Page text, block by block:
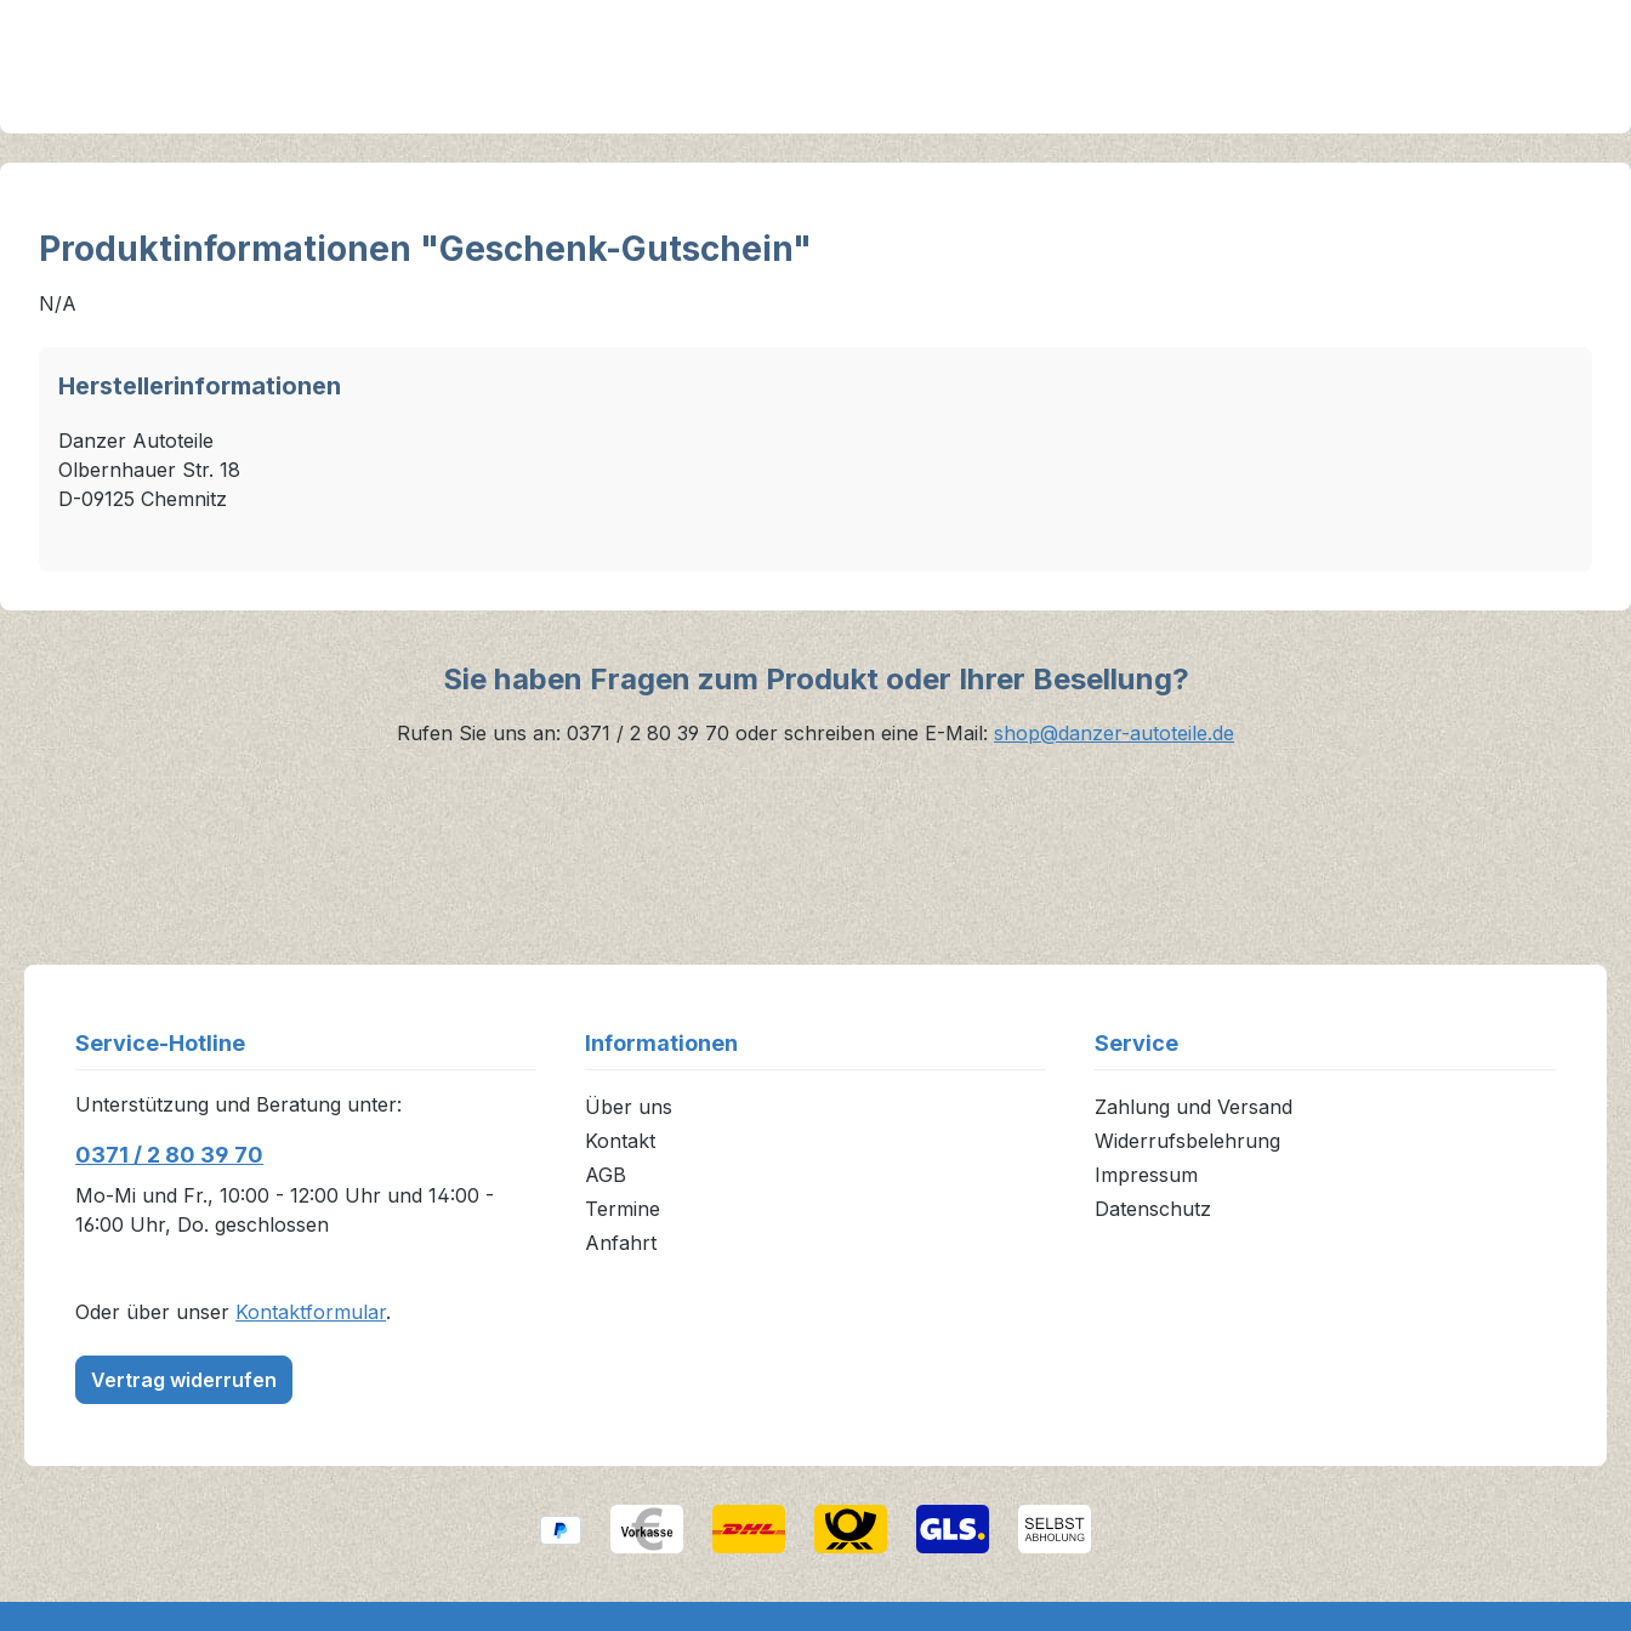
Produktinformationen "Geschenk-Gutschein"
N/A
Herstellerinformationen
Danzer Autoteile
Olbernhauer Str. 18
D-09125 Chemnitz
Sie haben Fragen zum Produkt oder Ihrer Besellung?
Rufen Sie uns an: 0371 / 2 80 39 70 oder schreiben eine E-Mail: shop@danzer-autoteile.de
Service-Hotline
Unterstützung und Beratung unter:
0371 / 2 80 39 70
Mo-Mi und Fr., 10:00 - 12:00 Uhr und 14:00 -
16:00 Uhr, Do. geschlossen
Oder über unser Kontaktformular.
Vertrag widerrufen
Informationen
Über uns
Kontakt
AGB
Termine
Anfahrt
Service
Zahlung und Versand
Widerrufsbelehrung
Impressum
Datenschutz